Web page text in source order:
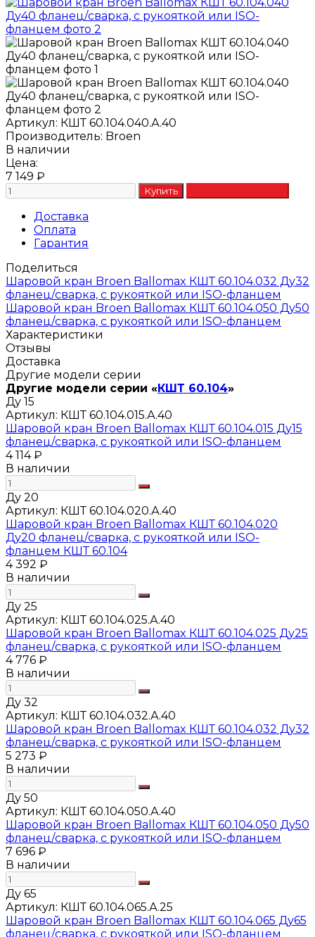
Артикул: КШТ 60.104.040.А.40
Производитель: Broen
В наличии
Цена:
7 149 ₽
Доставка
Оплата
Гарантия
Поделиться
Шаровой кран Broen Ballomax КШТ 60.104.032 Ду32
фланец/сварка, с рукояткой или ISO-фланцем
Шаровой кран Broen Ballomax КШТ 60.104.050 Ду50
фланец/сварка, с рукояткой или ISO-фланцем
Характеристики
Отзывы
Доставка
Другие модели серии
Другие модели серии «КШТ 60.104»
Ду 15
Артикул: КШТ 60.104.015.А.40
Шаровой кран Broen Ballomax КШТ 60.104.015 Ду15
фланец/сварка, с рукояткой или ISO-фланцем
4 114 ₽
В наличии
Ду 20
Артикул: КШТ 60.104.020.А.40
Шаровой кран Broen Ballomax КШТ 60.104.020
Ду20 фланец/сварка, с рукояткой или ISO-
фланцем КШТ 60.104
4 392 ₽
В наличии
Ду 25
Артикул: КШТ 60.104.025.А.40
Шаровой кран Broen Ballomax КШТ 60.104.025 Ду25
фланец/сварка, с рукояткой или ISO-фланцем
4 776 ₽
В наличии
Ду 32
Артикул: КШТ 60.104.032.А.40
Шаровой кран Broen Ballomax КШТ 60.104.032 Ду32
фланец/сварка, с рукояткой или ISO-фланцем
5 273 ₽
В наличии
Ду 50
Артикул: КШТ 60.104.050.А.40
Шаровой кран Broen Ballomax КШТ 60.104.050 Ду50
фланец/сварка, с рукояткой или ISO-фланцем
7 696 ₽
В наличии
Ду 65
Артикул: КШТ 60.104.065.А.25
Шаровой кран Broen Ballomax КШТ 60.104.065 Ду65
фланец/сварка, с рукояткой или ISO-фланцем